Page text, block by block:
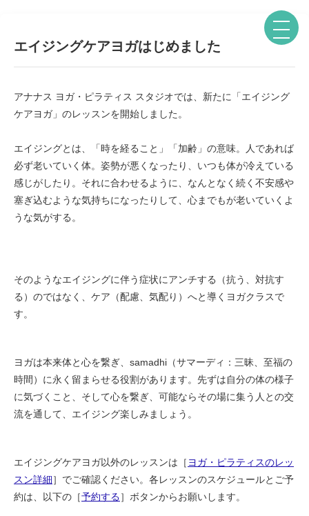
エイジングケアヨガはじめました
アナナス ヨガ・ピラティス スタジオでは、新たに「エイジング
ケアヨガ」のレッスンを開始しました。
エイジングとは、「時を経ること」「加齢」の意味。人であれば
必ず老いていく体。姿勢が悪くなったり、いつも体が冷えている
感じがしたり。それに合わせるように、なんとなく続く不安感や
塞ぎ込むような気持ちになったりして、心までもが老いていくよ
うな気がする。
そのようなエイジングに伴う症状にアンチする（抗う、対抗す
る）のではなく、ケア（配慮、気配り）へと導くヨガクラスで
す。
ヨガは本来体と心を繋ぎ、samadhi（サマーディ：三昧、至福の
時間）に永く留まらせる役割があります。先ずは自分の体の様子
に気づくこと、そして心を繋ぎ、可能ならその場に集う人との交
流を通して、エイジング楽しみましょう。
エイジングケアヨガ以外のレッスンは［ ヨガ・ピラティスのレッ
スン詳細］でご確認ください。各レッスンのスケジュールとご予
約は、以下の［予約する］ボタンからお願いします。